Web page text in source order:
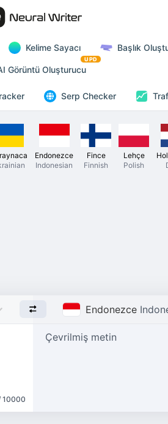
Kelime Sayacı Başlık
Görüntü Oluşturucu
UPD
Serp Checker
Endonezce
Indonesian
Fince
Finnish
Lehçe
Polish
Endonezce
10000
Çevrilmiş metin